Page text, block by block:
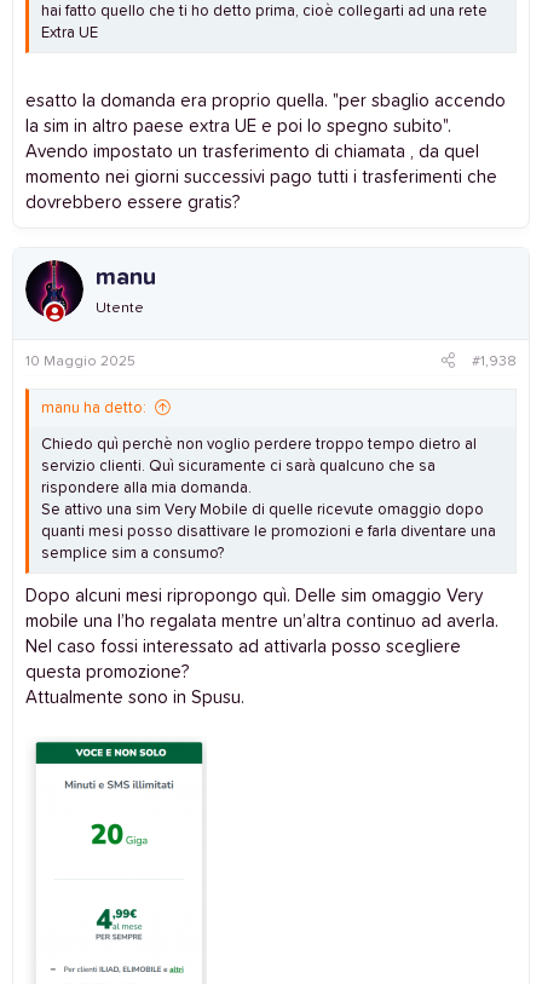
hai fatto quello che ti ho detto prima, cioè collegarti ad una rete
Extra UE
esatto la domanda era proprio quella. "per sbaglio accendo
la sim in altro paese extra UE e poi lo spegno subito".
Avendo impostato un trasferimento di chiamata , da quel
momento nei giorni successivi pago tutti i trasferimenti che
dovrebbero essere gratis?
manu
Utente
10 Maggio 2025 #1,938
manu ha detto:
Chiedo quì perchè non voglio perdere troppo tempo dietro al
servizio clienti. Quì sicuramente ci sarà qualcuno che sa
rispondere alla mia domanda.
Se attivo una sim Very Mobile di quelle ricevute omaggio dopo
quanti mesi posso disattivare le promozioni e farla diventare una
semplice sim a consumo?
Dopo alcuni mesi ripropongo quì. Delle sim omaggio Very
mobile una l’ho regalata mentre un’altra continuo ad averla.
Nel caso fossi interessato ad attivarla posso scegliere
questa promozione?
Attualmente sono in Spusu.